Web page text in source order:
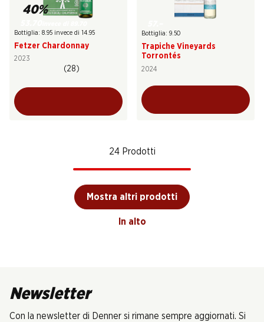
40%
Bottiglia: 8.95 invece di 14.95
Fetzer Chardonnay
2023
(28)
Bottiglia: 9.50
Trapiche Vineyards
Torrontés
2024
24 Prodotti
Mostra altri prodotti
In alto
Newsletter
Con la newsletter di Denner si rimane sempre aggiornati. Si